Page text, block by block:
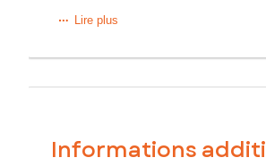
Sous offre d'achat
paysager et d’une piscine
L’habitation offre 204 m²
Atouts : volumes généreux et
Lire plus
Informations